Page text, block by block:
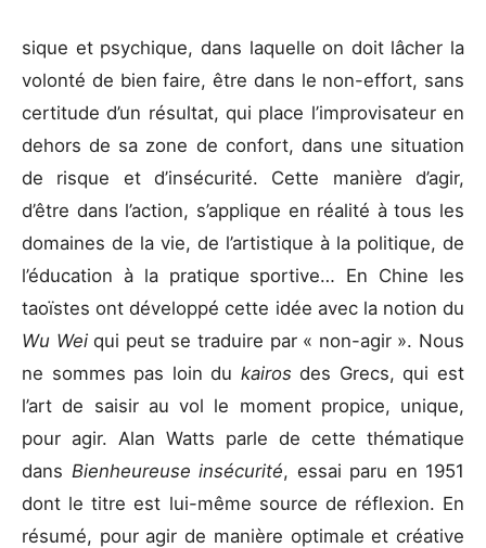
sique et psychique, dans laquelle on doit lâcher la
volonté de bien faire, être dans le non-effort, sans
certitude d’un résultat, qui place l’improvisateur en
dehors de sa zone de confort, dans une situation
de risque et d’insécurité. Cette manière d’agir,
d’être dans l’action, s’applique en réalité à tous les
domaines de la vie, de l’artistique à la politique, de
l’éducation à la pratique sportive… En Chine les
taoïstes ont développé cette idée avec la notion du
Wu Weiqui peut se traduire par « non-agir ». Nous
ne sommes pas loin du kairosdes Grecs, qui est
l’art de saisir au vol le moment propice, unique,
pour agir. Alan Watts parle de cette thématique
dans Bienheureuse insécurité, essai paru en 1951
dont le titre est lui-même source de réflexion. En
résumé, pour agir de manière optimale et créative